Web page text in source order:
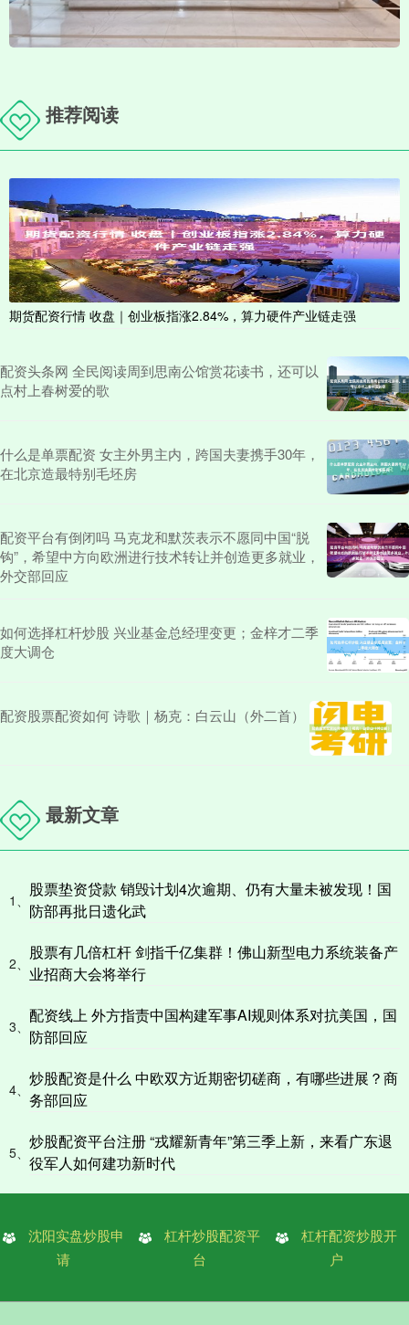
推荐阅读
期货配资行情 收盘｜创业板指涨2.84%，算力硬件产业链走强
配资头条网 全民阅读周到思南公馆赏花读书，还可以
点村上春树爱的歌
什么是单票配资 女主外男主内，跨国夫妻携手30年，
在北京造最特别毛坯房
配资平台有倒闭吗 马克龙和默茨表示不愿同中国“脱
钩”，希望中方向欧洲进行技术转让并创造更多就业，
外交部回应
如何选择杠杆炒股 兴业基金总经理变更；金梓才二季
度大调仓
配资股票配资如何 诗歌｜杨克：白云山（外二首）
最新文章
1、
股票垫资贷款 销毁计划4次逾期、仍有大量未被发现！国
防部再批日遗化武
2、
股票有几倍杠杆 剑指千亿集群！佛山新型电力系统装备产
业招商大会将举行
3、
配资线上 外方指责中国构建军事AI规则体系对抗美国，国
防部回应
4、
炒股配资是什么 中欧双方近期密切磋商，有哪些进展？商
务部回应
5、
炒股配资平台注册 “戎耀新青年”第三季上新，来看广东退
役军人如何建功新时代
沈阳实盘炒股申
请
杠杆炒股配资平
台
杠杆配资炒股开
户